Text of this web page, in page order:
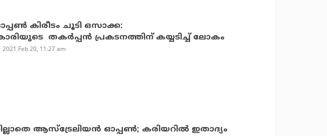
കിരീടം ചൂടി ഒസാക്ക:
തകര്‍പ്പന്‍ പ്രകടനത്തിന് കയ്യടിച്ച് ലോകം
2021 Feb 20, 11:27 am
ആസ്‌ട്രേലിയന്‍ ഓപ്പണ്‍; കരിയറില്‍ ഇതാദ്യം